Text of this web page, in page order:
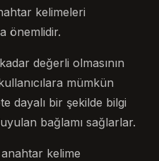
kelimeleri
önemlidir.
değerli olmasının
mümkün
dayalı bir şekilde bilgi
bağlamı sağlarlar.
kelime